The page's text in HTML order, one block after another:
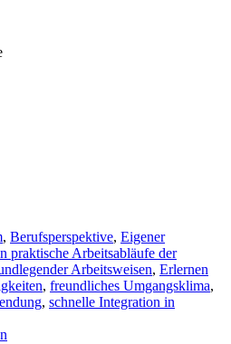
, Berufsperspektive, Eigener
praktische Arbeitsabläufe der
Arbeitsweisen, Erlernen
, freundliches Umgangsklima,
, schnelle Integration in